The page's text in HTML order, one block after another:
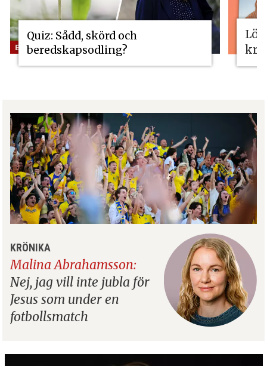
Quiz: Sådd, skörd och
beredskapsodling?
KRÖNIKA
Malina Abrahamsson:
Nej, jag vill inte jubla för
Jesus som under en
fotbollsmatch